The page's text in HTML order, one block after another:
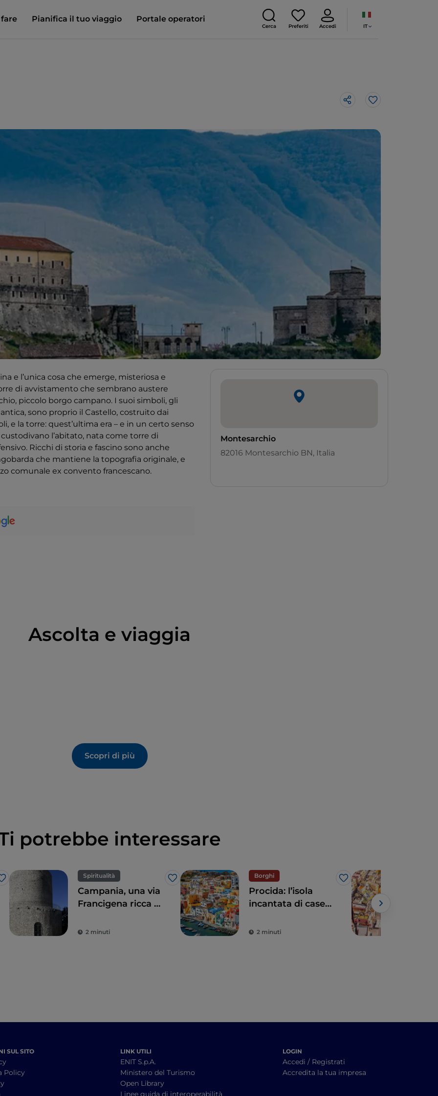
fare Pianifica il tuo viaggio Portale operatori
Cerca Preferiti Accedi IT
Like
e l’unica cosa che emerge, misteriosa e
di avvistamento che sembrano austere
piccolo borgo campano. I suoi simboli, gli
sono proprio il Castello, costruito dai
e la torre: quest’ultima era – e in un certo senso
l’abitato, nata come torre di
Ricchi di storia e fascino sono anche
che mantiene la topografia originale, e
comunale ex convento francescano.
Montesarchio
82016 Montesarchio BN, Italia
Ascolta e viaggia
Scopri di più
potrebbe interessare
Like
Spiritualità
Like
Campania, una via
Francigena ricca di
2 minuti
Borghi
Like
Procida: l’isola
incantata di case
turchese
2 minuti
SUL SITO
Policy
LINK UTILI
ENIT S.p.A.
Ministero del Turismo
Open Library
Linee guida di interoperabilità
LOGIN
Accedi / Registrati
Accredita la tua impresa